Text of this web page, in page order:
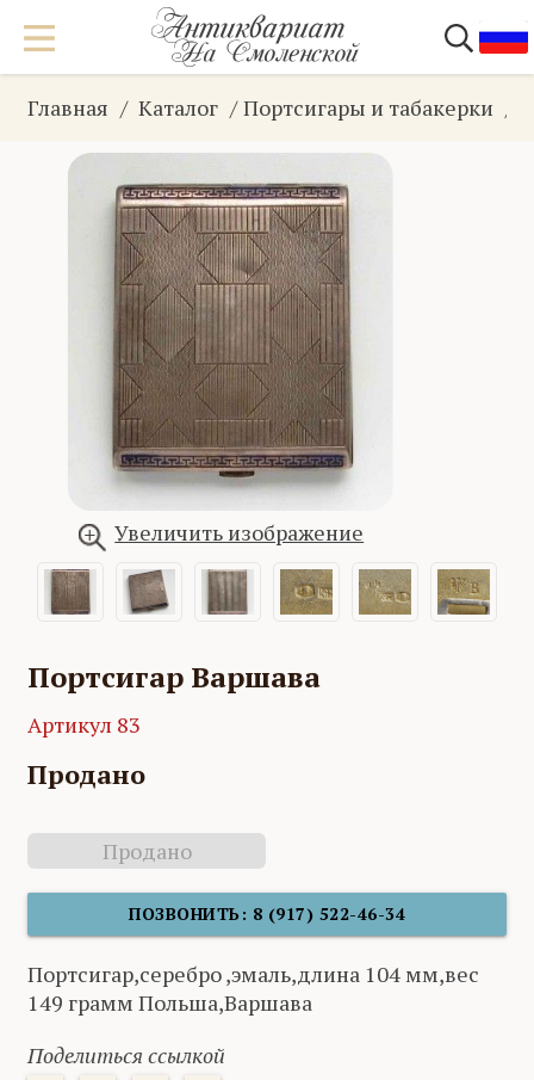
Главная Каталог Портсигары и табакерки
Увеличить изображение
Портсигар Варшава
Артикул 83
Продано
Продано
ПОЗВОНИТЬ: 8 (917) 522-46-34
Портсигар,серебро ,эмаль,длина 104 мм,вес
149 грамм Польша,Варшава
Поделиться ссылкой